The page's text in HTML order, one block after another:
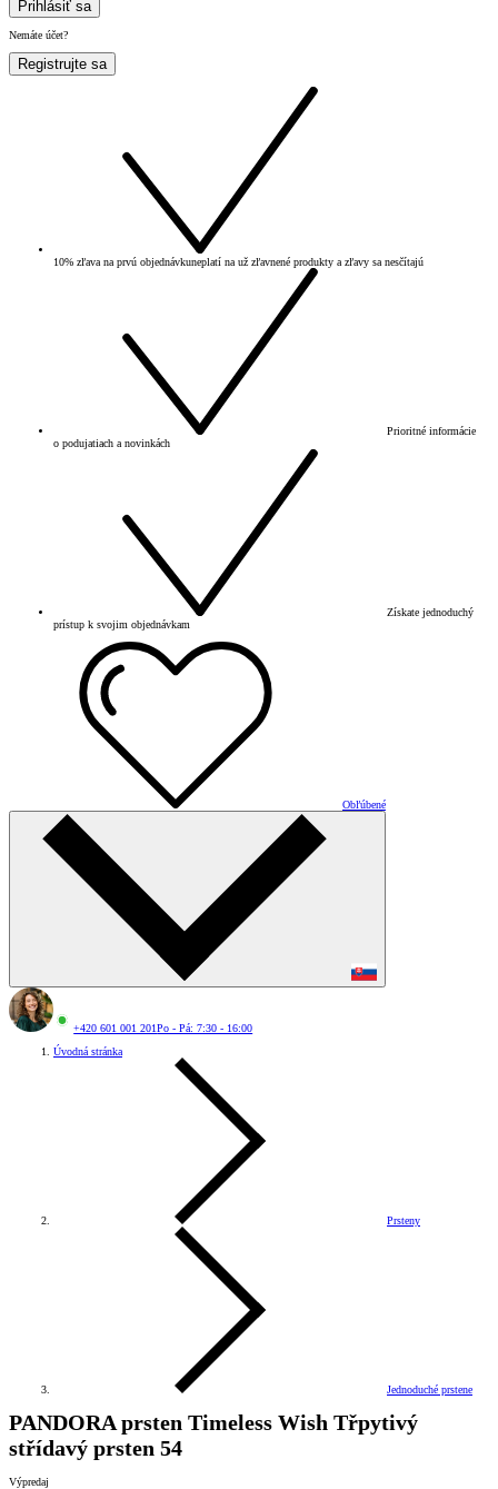
Prihlásiť sa
Nemáte účet?
Registrujte sa
10% zľava na prvú objednávkuneplatí na už zľavnené produkty a zľavy sa nesčítajú
Prioritné informácie
o podujatiach a novinkách
Získate jednoduchý
prístup k svojim objednávkam
Obľúbené
+420 601 001 201Po - Pá: 7:30 - 16:00
Úvodná stránka
Prsteny
Jednoduché prstene
PANDORA prsten Timeless Wish Třpytivý
střídavý prsten 54
Výpredaj